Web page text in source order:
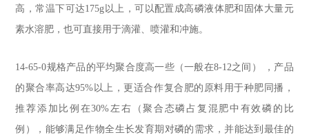
高，常温下可达175g以上，可以配置成高磷液体肥和固体大量元
素水溶肥，也可直接用于滴灌、喷灌和冲施。
14-65-0规格产品的平均聚合度高一些（一般在8-12之间） ，产品
的聚合率高达95%以上，更适合作复合肥的原料用于种肥同播，
推荐添加比例在30%左右（聚合态磷占复混肥中有效磷的比
例），能够满足作物全生长发育期对磷的需求，并能达到最佳的